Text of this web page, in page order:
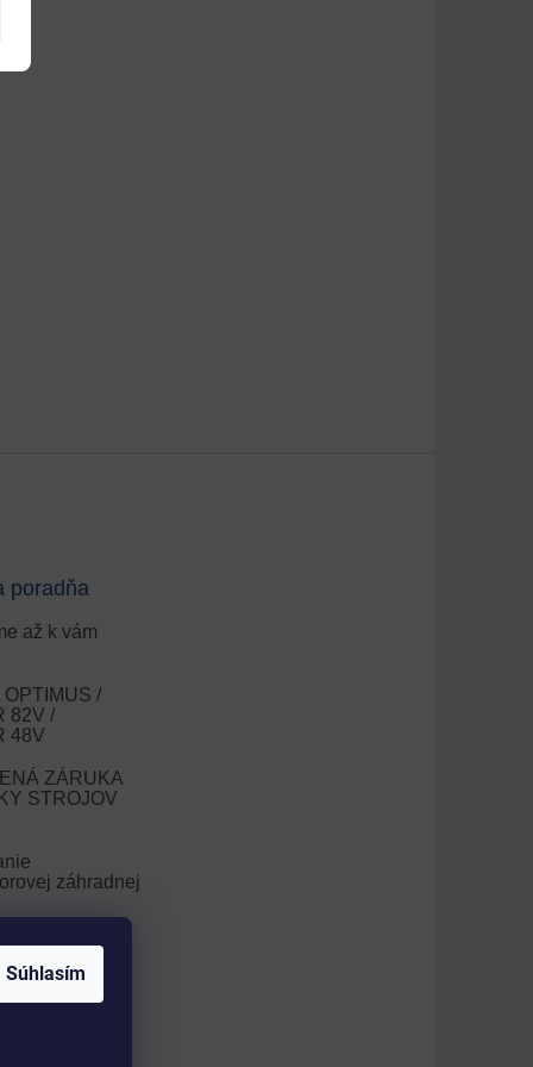
Súhlasím
poradňa
až k vám
/
82V /
48V
ZÁRUKA
STROJOV
záhradnej
trávnika